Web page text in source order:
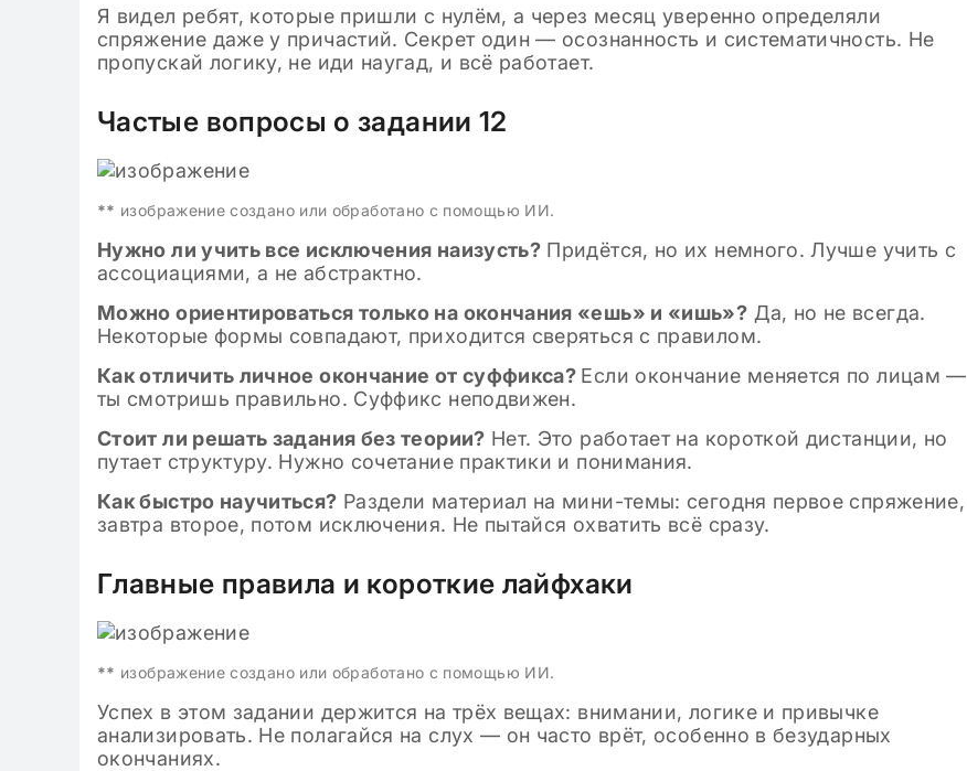
Я видел ребят, которые пришли с нулём, а через месяц уверенно определяли
спряжение даже у причастий. Секрет один — осознанность и систематичность. Не
пропускай логику, не иди наугад, и всё работает.
Частые вопросы о задании 12
** изображение создано или обработано с помощью ИИ.
Нужно ли учить все исключения наизусть? Придётся, но их немного. Лучше учить с
ассоциациями, а не абстрактно.
Можно ориентироваться только на окончания «ешь» и «ишь»? Да, но не всегда.
Некоторые формы совпадают, приходится сверяться с правилом.
Как отличить личное окончание от суффикса? Если окончание меняется по лицам —
ты смотришь правильно. Суффикс неподвижен.
Стоит ли решать задания без теории? Нет. Это работает на короткой дистанции, но
путает структуру. Нужно сочетание практики и понимания.
Как быстро научиться? Раздели материал на мини-темы: сегодня первое спряжение,
завтра второе, потом исключения. Не пытайся охватить всё сразу.
Главные правила и короткие лайфхаки
** изображение создано или обработано с помощью ИИ.
Успех в этом задании держится на трёх вещах: внимании, логике и привычке
анализировать. Не полагайся на слух — он часто врёт, особенно в безударных
окончаниях.